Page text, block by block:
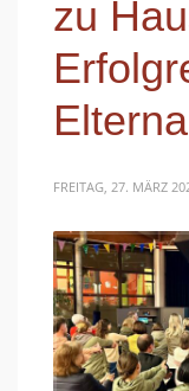
zu
FREITAG, 27. MÄRZ